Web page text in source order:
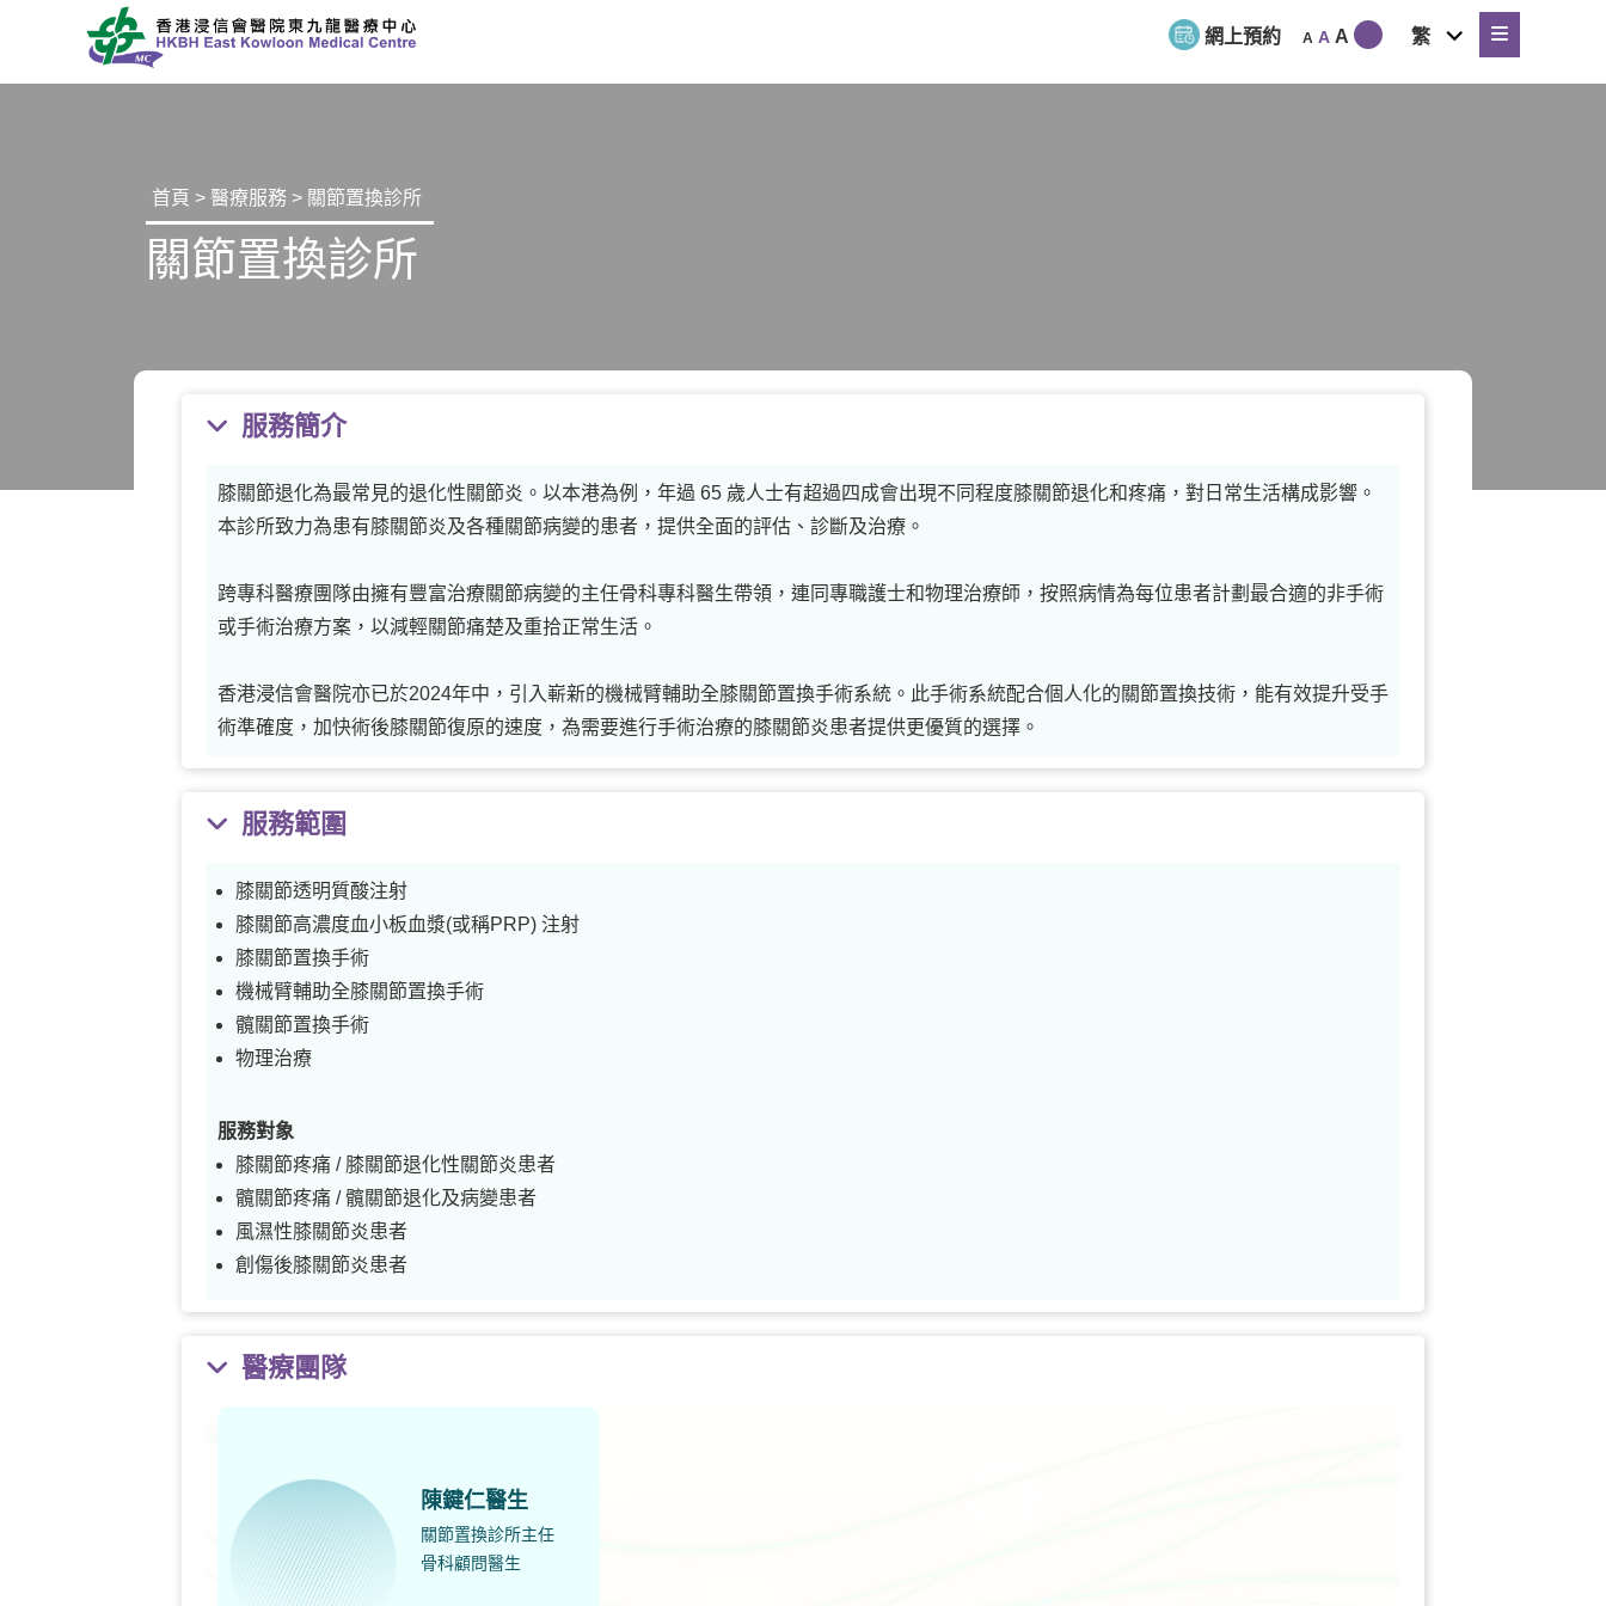
網上預約 A A A 繁
expand
child
menu
首頁 > 醫療服務 > 關節置換診所
關節置換診所
服務簡介
膝關節退化為最常見的退化性關節炎。以本港為例，年過 65 歲人士有超過四成會出現不同程度膝關節退化和疼痛，對日常生活構成影響。
本診所致力為患有膝關節炎及各種關節病變的患者，提供全面的評估、診斷及治療。
跨專科醫療團隊由擁有豐富治療關節病變的主任骨科專科醫生帶領，連同專職護士和物理治療師，按照病情為每位患者計劃最合適的非手術
或手術治療方案，以減輕關節痛楚及重拾正常生活。
香港浸信會醫院亦已於2024年中，引入嶄新的機械臂輔助全膝關節置換手術系統。此手術系統配合個人化的關節置換技術，能有效提升受手
術準確度，加快術後膝關節復原的速度，為需要進行手術治療的膝關節炎患者提供更優質的選擇。
服務範圍
膝關節透明質酸注射
膝關節高濃度血小板血漿(或稱PRP) 注射
膝關節置換手術
機械臂輔助全膝關節置換手術
髖關節置換手術
物理治療
服務對象
膝關節疼痛 / 膝關節退化性關節炎患者
髖關節疼痛 / 髖關節退化及病變患者
風濕性膝關節炎患者
創傷後膝關節炎患者
醫療團隊
陳鍵仁醫生
關節置換診所主任
骨科顧問醫生